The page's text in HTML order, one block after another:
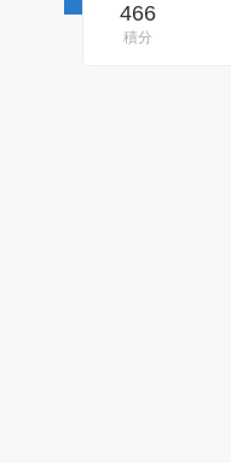
466
積分